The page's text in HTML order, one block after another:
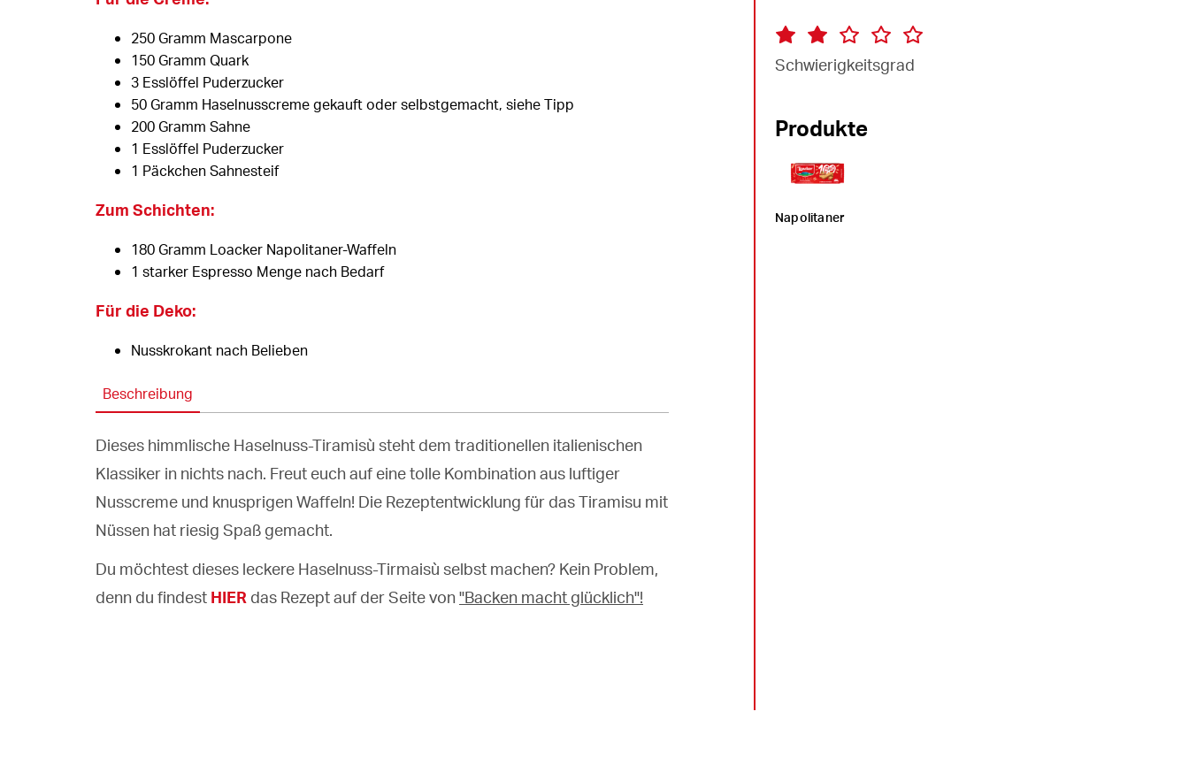
250 Gramm Mascarpone
150 Gramm Quark
3 Esslöffel Puderzucker
50 Gramm Haselnusscreme gekauft oder selbstgemacht, siehe Tipp
200 Gramm Sahne
1 Esslöffel Puderzucker
1 Päckchen Sahnesteif
Zum Schichten:
180 Gramm Loacker Napolitaner-Waffeln
1 starker Espresso Menge nach Bedarf
Für die Deko:
Nusskrokant nach Belieben
Beschreibung
Dieses himmlische Haselnuss-Tiramisù steht dem traditionellen italienischen
Klassiker in nichts nach. Freut euch auf eine tolle Kombination aus luftiger
Nusscreme und knusprigen Waffeln! Die Rezeptentwicklung für das Tiramisu mit
Nüssen hat riesig Spaß gemacht.
Du möchtest dieses leckere Haselnuss-Tirmaisù selbst machen? Kein Problem,
denn du findest HIER das Rezept auf der Seite von "Backen macht glücklich"!
Schwierigkeitsgrad
Produkte
Napolitaner